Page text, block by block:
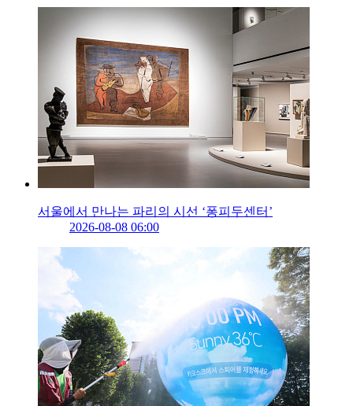
서울에서 만나는 파리의 시선 ‘퐁피두센터’
2026-08-08 06:00